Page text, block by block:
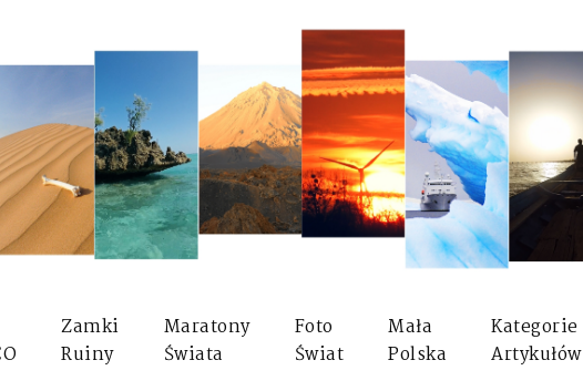
Zamki
Ruiny
Maratony
Świata
Foto
Świat
Mała
Polska
Kategorie
Artykułów